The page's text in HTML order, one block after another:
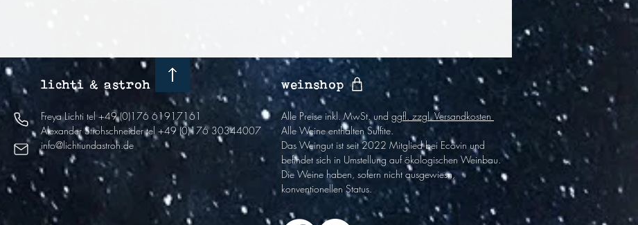
lichti & astroh
Freya Lichti tel +49 (0)176 61917161
Alexander Strohschneidertel +49 (0)176 30344007
info@lichtiundastroh.de
weinshop
Alle Preise inkl. MwSt. und ggfl. zzgl. Versandkosten
Alle Weine enthalten Sulfite.
Das Weingut ist seit 2022 Mitglied bei Ecovin und
befindet sich in Umstel lung auf ökologischen Weinbau.
Die Weine haben, sofern nicht ausgewiesn,
konventionellen Status.